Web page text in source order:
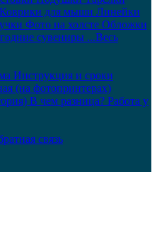
Коврики для мыши Линейки
Фото на холсте Обложки
сувениры ...Весь
Инструкция и сроки
(на фотопринтерах)
В чем разница? Работа у
связь